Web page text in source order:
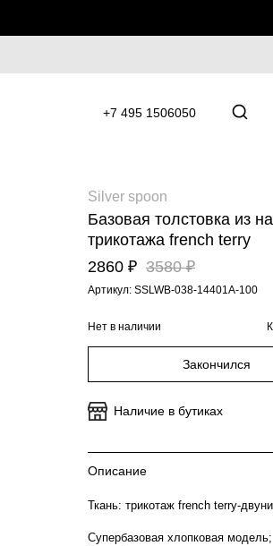
+7 495 1506050
Silver spoon
Базовая толстовка из
трикотажа french terry
2860 ₽ 3580 ₽
Артикул: SSLWB-038-14401A-100
Нет в наличии
Закончился
Наличие в бутиках
Описание
Ткань: трикотаж french terry-
Супербазовая хлопковая модель;